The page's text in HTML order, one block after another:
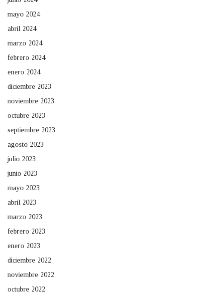
mayo 2024
abril 2024
marzo 2024
febrero 2024
enero 2024
diciembre 2023
noviembre 2023
octubre 2023
septiembre 2023
agosto 2023
julio 2023
junio 2023
mayo 2023
abril 2023
marzo 2023
febrero 2023
enero 2023
diciembre 2022
noviembre 2022
octubre 2022